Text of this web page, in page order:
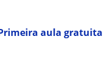
aula gratuita